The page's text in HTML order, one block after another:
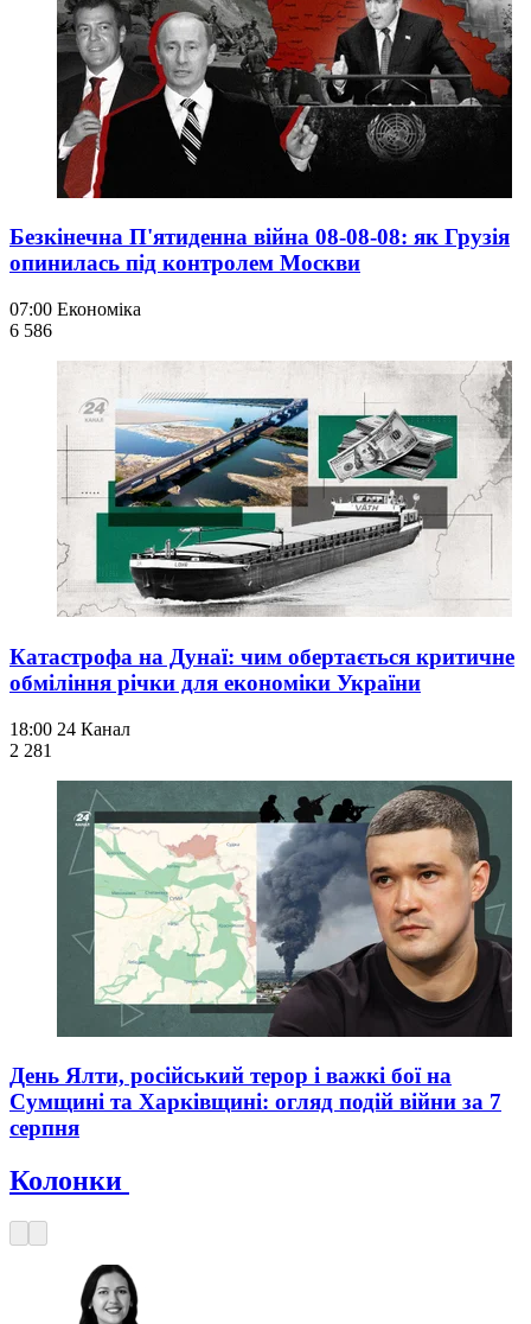
Безкінечна П'ятиденна війна 08-08-08: як Грузія
опинилась під контролем Москви
07:00 Економіка
6 586
Катастрофа на Дунаї: чим обертається критичне
обміління річки для економіки України
18:00 24 Канал
2 281
День Ялти, російський терор і важкі бої на
Сумщині та Харківщині: огляд подій війни за 7
серпня
Колонки